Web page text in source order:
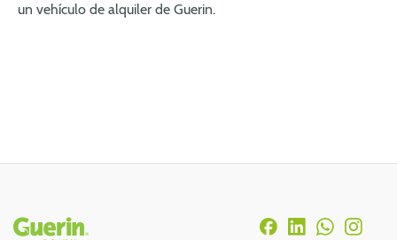
un vehículo de alquiler de Guerin.
Rodapé